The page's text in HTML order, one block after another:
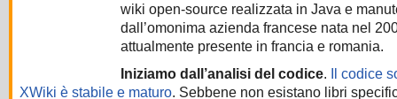
wiki open-source realizzata in Java e
dall’omonima azienda francese nata nel
attualmente presente in francia e romania.
Iniziamo dall’analisi del codice. Il codice
XWiki è stabile e maturo. Sebbene non esistano libri